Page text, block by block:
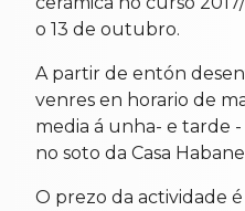
o 13 de outubro.
A partir de entón
venres en horario de
media á unha- e tarde -
no soto da Casa
O prezo da actividade